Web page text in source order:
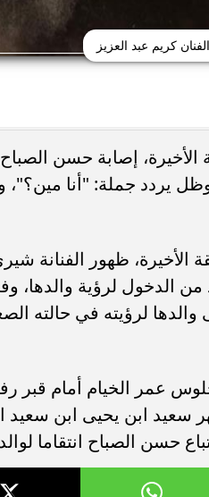
الفنان كريم عبد العزيز
إصابة حسن الصباح
يردد جملة: "أنا مين؟"،
ظهور الفنانة
الدخول لرؤية
لرؤيته في حالته
مسلسل الحشاشين الحلقة 30، جلوس عمر
ابن يحيى ابن سعيد
حسن الصباح انتقاما